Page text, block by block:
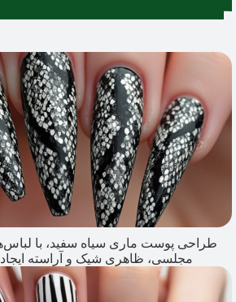
طراحی پوست ماری سیاه سفید، با
مجلسی، ظاهری شیک و آراسته